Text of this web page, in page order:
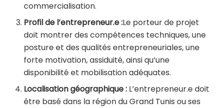
commercialisation.
Profil de l’entrepreneur.e :Le porteur de projet
doit montrer des compétences techniques, une
posture et des qualités entrepreneuriales, une
forte motivation, assiduité, ainsi qu’une
disponibilité et mobilisation adéquates.
Localisation géographique : L’entrepreneur.e doit
être basé dans la région du Grand Tunis ou ses